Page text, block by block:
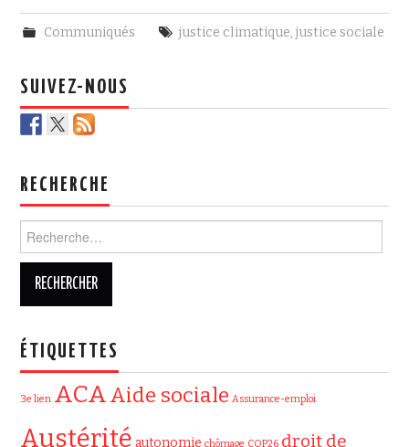
c
e
b
k
i
t
Communiqués justice climatique, justice sociale
SUIVEZ-NOUS
RECHERCHE
ÉTIQUETTES
3e lien ACAAide sociale Assurance-emploi
Austérité autonomie chômage COP26 droit de